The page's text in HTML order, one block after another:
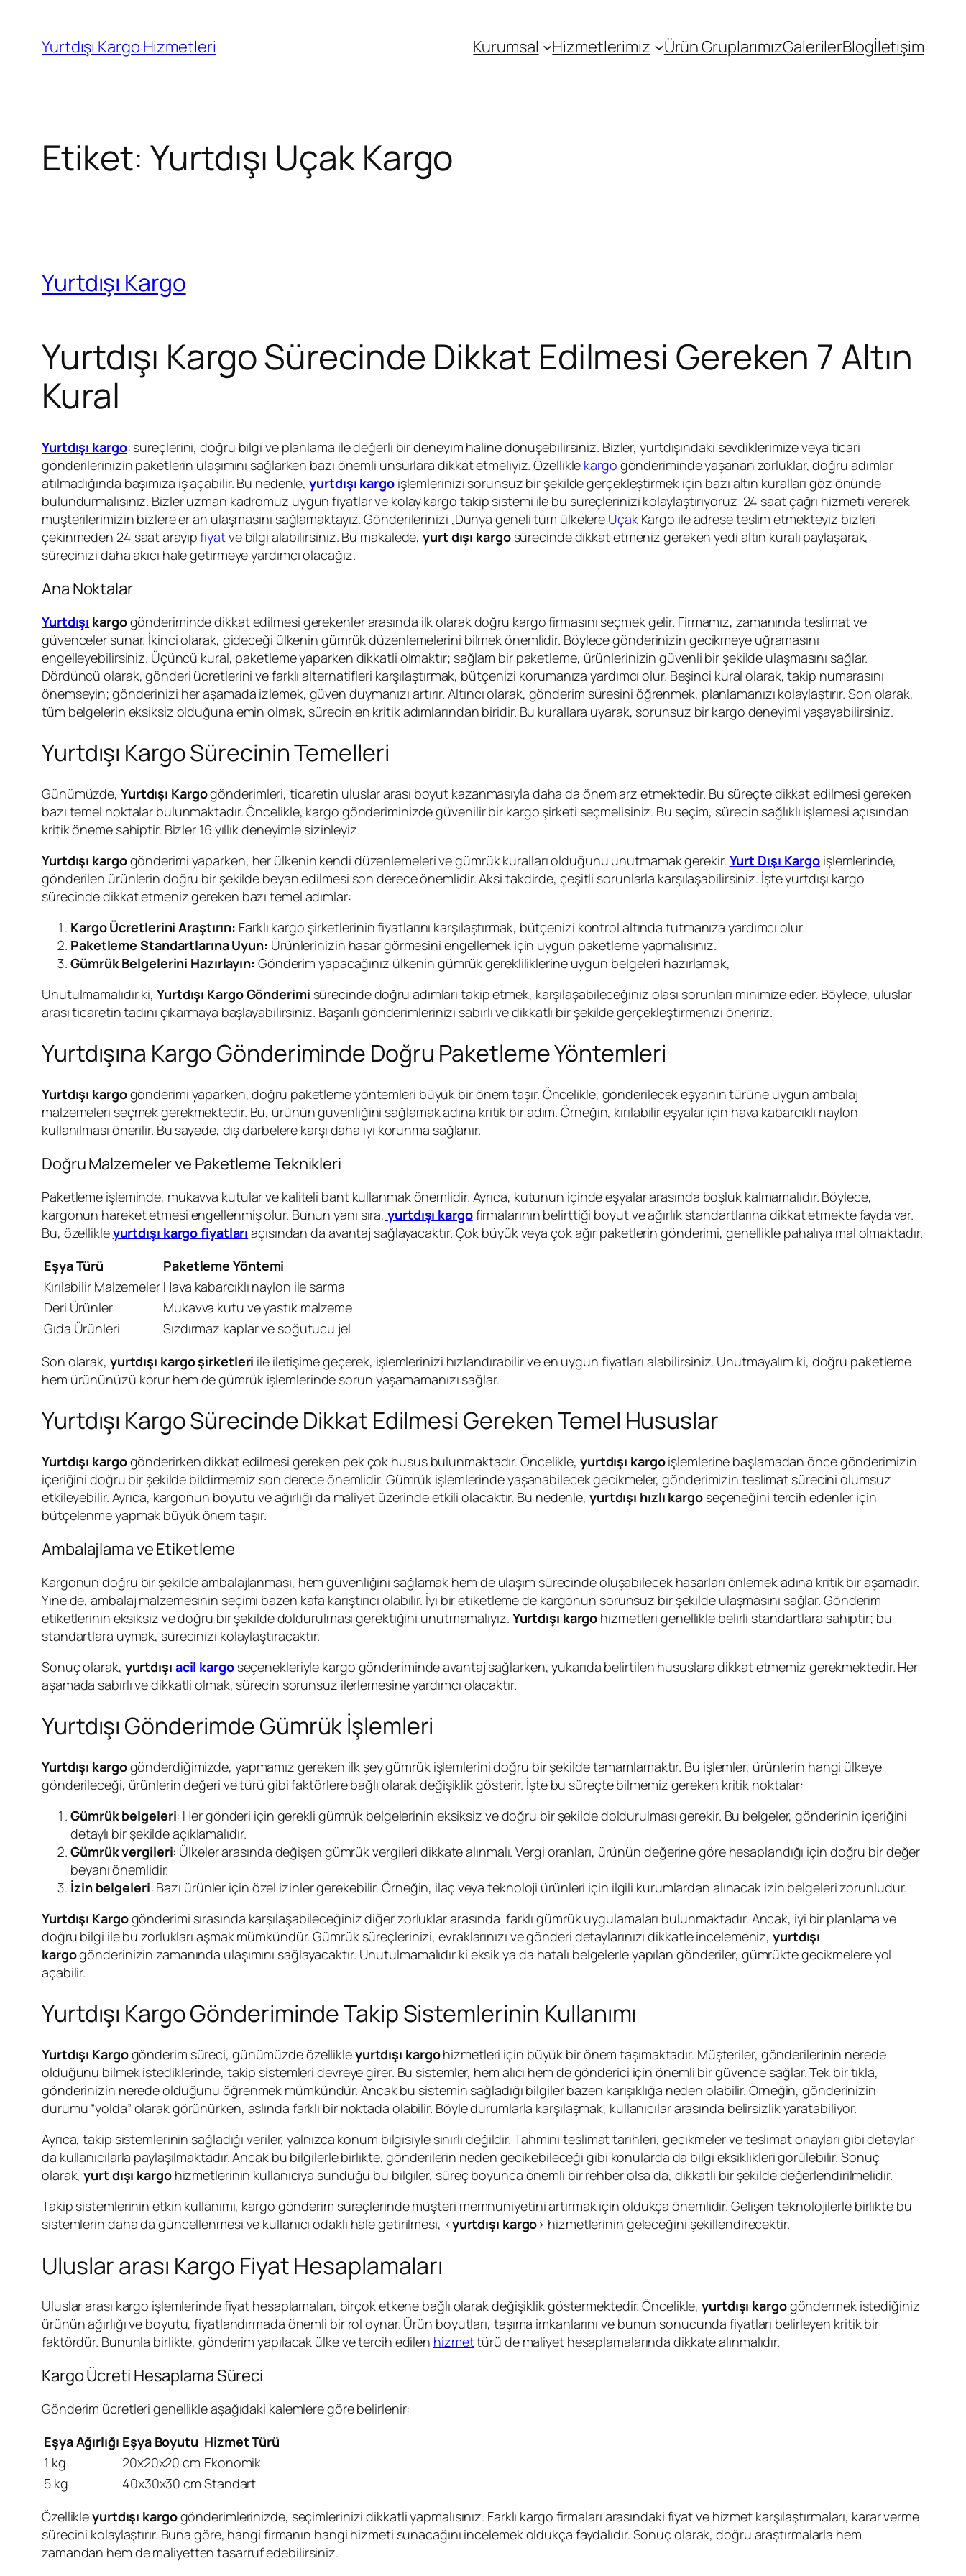
Yurtdışı Kargo Hizmetleri Kurumsal Hizmetlerimiz Ürün GruplarımızGalerilerBlogİletişim
Etiket:Yurtdışı Uçak Kargo
Yurtdışı Kargo
Yurtdışı Kargo Sürecinde Dikkat Edilmesi Gereken 7 Altın
Kural
Yurtdışı kargo: süreçlerini, doğru bilgi ve planlama ile değerli bir deneyim haline dönüşebilirsiniz. Bizler, yurtdışındaki sevdiklerimize veya ticari
gönderilerinizin paketlerin ulaşımını sağlarken bazı önemli unsurlara dikkat etmeliyiz. Özellikle kargo gönderiminde yaşanan zorluklar, doğru adımlar
atılmadığında başımıza iş açabilir. Bu nedenle,yurtdışı kargoişlemlerinizi sorunsuz bir şekilde gerçekleştirmek için bazı altın kuralları göz önünde
bulundurmalısınız. Bizler uzman kadromuz uygun fiyatlar ve kolay kargo takip sistemi ile bu süreçlerinizi kolaylaştırıyoruz 24 saat çağrı hizmeti vererek
müşterilerimizin bizlere er an ulaşmasını sağlamaktayız. Gönderilerinizi ,Dünya geneli tüm ülkelere Uçak Kargo ile adrese teslim etmekteyiz bizleri
çekinmeden 24 saat arayıpfiyatve bilgi alabilirsiniz. Bu makalede, yurt dışı kargosürecinde dikkat etmeniz gereken yedi altın kuralı paylaşarak,
sürecinizi daha akıcı hale getirmeye yardımcı olacağız.
Ana Noktalar
Yurtdışı kargogönderiminde dikkat edilmesi gerekenler arasında ilk olarak doğru kargo firmasını seçmek gelir. Firmamız, zamanında teslimat ve
güvenceler sunar. İkinci olarak, gideceği ülkenin gümrük düzenlemelerini bilmek önemlidir. Böylece gönderinizin gecikmeye uğramasını
engelleyebilirsiniz. Üçüncü kural, paketleme yaparken dikkatli olmaktır; sağlam bir paketleme, ürünlerinizin güvenli bir şekilde ulaşmasını sağlar.
Dördüncü olarak, gönderi ücretlerini ve farklı alternatifleri karşılaştırmak, bütçenizi korumanıza yardımcı olur. Beşinci kural olarak, takip numarasını
önemseyin; gönderinizi her aşamada izlemek, güven duymanızı artırır. Altıncı olarak, gönderim süresini öğrenmek, planlamanızı kolaylaştırır. Son olarak,
tüm belgelerin eksiksiz olduğuna emin olmak, sürecin en kritik adımlarından biridir. Bu kurallara uyarak, sorunsuz bir kargo deneyimi yaşayabilirsiniz.
Yurtdışı Kargo Sürecinin Temelleri
Günümüzde, Yurtdışı Kargogönderimleri, ticaretin uluslar arası boyut kazanmasıyla daha da önem arz etmektedir. Bu süreçte dikkat edilmesi gereken
bazı temel noktalar bulunmaktadır. Öncelikle, kargo gönderiminizde güvenilir bir kargo şirketi seçmelisiniz. Bu seçim, sürecin sağlıklı işlemesi açısından
kritik öneme sahiptir. Bizler 16 yıllık deneyimle sizinleyiz.
Yurtdışı kargogönderimi yaparken, her ülkenin kendi düzenlemeleri ve gümrük kuralları olduğunu unutmamak gerekir. Yurt Dışı Kargo işlemlerinde,
gönderilen ürünlerin doğru bir şekilde beyan edilmesi son derece önemlidir. Aksi takdirde, çeşitli sorunlarla karşılaşabilirsiniz. İşte yurtdışı kargo
sürecinde dikkat etmeniz gereken bazı temel adımlar:
Kargo Ücretlerini Araştırın: Farklı kargo şirketlerinin fiyatlarını karşılaştırmak, bütçenizi kontrol altında tutmanıza yardımcı olur.
Paketleme Standartlarına Uyun: Ürünlerinizin hasar görmesini engellemek için uygun paketleme yapmalısınız.
Gümrük Belgelerini Hazırlayın: Gönderim yapacağınız ülkenin gümrük gerekliliklerine uygun belgeleri hazırlamak,
Unutulmamalıdır ki, Yurtdışı Kargo Gönderimi sürecinde doğru adımları takip etmek, karşılaşabileceğiniz olası sorunları minimize eder. Böylece, uluslar
arası ticaretin tadını çıkarmaya başlayabilirsiniz. Başarılı gönderimlerinizi sabırlı ve dikkatli bir şekilde gerçekleştirmenizi öneririz.
Yurtdışına Kargo Gönderiminde Doğru Paketleme Yöntemleri
Yurtdışı kargogönderimi yaparken, doğru paketleme yöntemleri büyük bir önem taşır. Öncelikle, gönderilecek eşyanın türüne uygun ambalaj
malzemeleri seçmek gerekmektedir. Bu, ürünün güvenliğini sağlamak adına kritik bir adım. Örneğin, kırılabilir eşyalar için hava kabarcıklı naylon
kullanılması önerilir. Bu sayede, dış darbelere karşı daha iyi korunma sağlanır.
Doğru Malzemeler ve Paketleme Teknikleri
Paketleme işleminde, mukavva kutular ve kaliteli bant kullanmak önemlidir. Ayrıca, kutunun içinde eşyalar arasında boşluk kalmamalıdır. Böylece,
kargonun hareket etmesi engellenmiş olur. Bunun yanı sıra, yurtdışı kargofirmalarının belirttiği boyut ve ağırlık standartlarına dikkat etmekte fayda var.
Bu, özellikleyurtdışı kargo fiyatları açısından da avantaj sağlayacaktır. Çok büyük veya çok ağır paketlerin gönderimi, genellikle pahalıya mal olmaktadır.
Eşya Türü
Paketleme Yöntemi
Kırılabilir Malzemeler Hava kabarcıklı naylon ile sarma
Deri Ürünler
Mukavva kutu ve yastık malzeme
Gıda Ürünleri
Sızdırmaz kaplar ve soğutucu jel
Son olarak, yurtdışı kargo şirketleri ile iletişime geçerek, işlemlerinizi hızlandırabilir ve en uygun fiyatları alabilirsiniz. Unutmayalım ki, doğru paketleme
hem ürününüzü korur hem de gümrük işlemlerinde sorun yaşamamanızı sağlar.
Yurtdışı Kargo Sürecinde Dikkat Edilmesi Gereken Temel Hususlar
Yurtdışı kargogönderirken dikkat edilmesi gereken pek çok husus bulunmaktadır. Öncelikle, yurtdışı kargoişlemlerine başlamadan önce gönderimizin
içeriğini doğru bir şekilde bildirmemiz son derece önemlidir. Gümrük işlemlerinde yaşanabilecek gecikmeler, gönderimizin teslimat sürecini olumsuz
etkileyebilir. Ayrıca, kargonun boyutu ve ağırlığı da maliyet üzerinde etkili olacaktır. Bu nedenle, yurtdışı hızlı kargoseçeneğini tercih edenler için
bütçelenme yapmak büyük önem taşır.
Ambalajlama ve Etiketleme
Kargonun doğru bir şekilde ambalajlanması, hem güvenliğini sağlamak hem de ulaşım sürecinde oluşabilecek hasarları önlemek adına kritik bir aşamadır.
Yine de, ambalaj malzemesinin seçimi bazen kafa karıştırıcı olabilir. İyi bir etiketleme de kargonun sorunsuz bir şekilde ulaşmasını sağlar. Gönderim
etiketlerinin eksiksiz ve doğru bir şekilde doldurulması gerektiğini unutmamalıyız. Yurtdışı kargo hizmetleri genellikle belirli standartlara sahiptir; bu
standartlara uymak, sürecinizi kolaylaştıracaktır.
Sonuç olarak, yurtdışı acil kargoseçenekleriyle kargo gönderiminde avantaj sağlarken, yukarıda belirtilen hususlara dikkat etmemiz gerekmektedir. Her
aşamada sabırlı ve dikkatli olmak, sürecin sorunsuz ilerlemesine yardımcı olacaktır.
Yurtdışı Gönderimde Gümrük İşlemleri
Yurtdışı kargogönderdiğimizde, yapmamız gereken ilk şey gümrük işlemlerini doğru bir şekilde tamamlamaktır. Bu işlemler, ürünlerin hangi ülkeye
gönderileceği, ürünlerin değeri ve türü gibi faktörlere bağlı olarak değişiklik gösterir. İşte bu süreçte bilmemiz gereken kritik noktalar:
Gümrük belgeleri: Her gönderi için gerekli gümrük belgelerinin eksiksiz ve doğru bir şekilde doldurulması gerekir. Bu belgeler, gönderinin içeriğini
detaylı bir şekilde açıklamalıdır.
Gümrük vergileri: Ülkeler arasında değişen gümrük vergileri dikkate alınmalı. Vergi oranları, ürünün değerine göre hesaplandığı için doğru bir değer
beyanı önemlidir.
İzin belgeleri: Bazı ürünler için özel izinler gerekebilir. Örneğin, ilaç veya teknoloji ürünleri için ilgili kurumlardan alınacak izin belgeleri zorunludur.
Yurtdışı Kargogönderimi sırasında karşılaşabileceğiniz diğer zorluklar arasında farklı gümrük uygulamaları bulunmaktadır. Ancak, iyi bir planlama ve
doğru bilgi ile bu zorlukları aşmak mümkündür. Gümrük süreçlerinizi, evraklarınızı ve gönderi detaylarınızı dikkatle incelemeniz,yurtdışı
kargogönderinizin zamanında ulaşımını sağlayacaktır. Unutulmamalıdır ki eksik ya da hatalı belgelerle yapılan gönderiler, gümrükte gecikmelere yol
açabilir.
Yurtdışı Kargo Gönderiminde Takip Sistemlerinin Kullanımı
Yurtdışı Kargogönderim süreci, günümüzde özellikleyurtdışı kargohizmetleri için büyük bir önem taşımaktadır. Müşteriler, gönderilerinin nerede
olduğunu bilmek istediklerinde, takip sistemleri devreye girer. Bu sistemler, hem alıcı hem de gönderici için önemli bir güvence sağlar. Tek bir tıkla,
gönderinizin nerede olduğunu öğrenmek mümkündür. Ancak bu sistemin sağladığı bilgiler bazen karışıklığa neden olabilir. Örneğin, gönderinizin
durumu “yolda” olarak görünürken, aslında farklı bir noktada olabilir. Böyle durumlarla karşılaşmak, kullanıcılar arasında belirsizlik yaratabiliyor.
Ayrıca, takip sistemlerinin sağladığı veriler, yalnızca konum bilgisiyle sınırlı değildir. Tahmini teslimat tarihleri, gecikmeler ve teslimat onayları gibi detaylar
da kullanıcılarla paylaşılmaktadır. Ancak bu bilgilerle birlikte, gönderilerin neden gecikebileceği gibi konularda da bilgi eksiklikleri görülebilir. Sonuç
olarak,yurt dışı kargohizmetlerinin kullanıcıya sunduğu bu bilgiler, süreç boyunca önemli bir rehber olsa da, dikkatli bir şekilde değerlendirilmelidir.
Takip sistemlerinin etkin kullanımı, kargo gönderim süreçlerinde müşteri memnuniyetini artırmak için oldukça önemlidir. Gelişen teknolojilerle birlikte bu
sistemlerin daha da güncellenmesi ve kullanıcı odaklı hale getirilmesi, <yurtdışı kargo> hizmetlerinin geleceğini şekillendirecektir.
Uluslar arası Kargo Fiyat Hesaplamaları
Uluslar arası kargo işlemlerinde fiyat hesaplamaları, birçok etkene bağlı olarak değişiklik göstermektedir. Öncelikle,yurtdışı kargogöndermek istediğiniz
ürünün ağırlığı ve boyutu, fiyatlandırmada önemli bir rol oynar. Ürün boyutları, taşıma imkanlarını ve bunun sonucunda fiyatları belirleyen kritik bir
faktördür. Bununla birlikte, gönderim yapılacak ülke ve tercih edilen hizmettürü de maliyet hesaplamalarında dikkate alınmalıdır.
Kargo Ücreti Hesaplama Süreci
Gönderim ücretleri genellikle aşağıdaki kalemlere göre belirlenir:
Eşya Ağırlığı Eşya Boyutu Hizmet Türü
1 kg
20x20x20 cm Ekonomik
5 kg
40x30x30 cm Standart
Özellikleyurtdışı kargogönderimlerinizde, seçimlerinizi dikkatli yapmalısınız. Farklı kargo firmaları arasındaki fiyat ve hizmet karşılaştırmaları, karar verme
sürecini kolaylaştırır. Buna göre, hangi firmanın hangi hizmeti sunacağını incelemek oldukça faydalıdır. Sonuç olarak, doğru araştırmalarla hem
zamandan hem de maliyetten tasarruf edebilirsiniz.